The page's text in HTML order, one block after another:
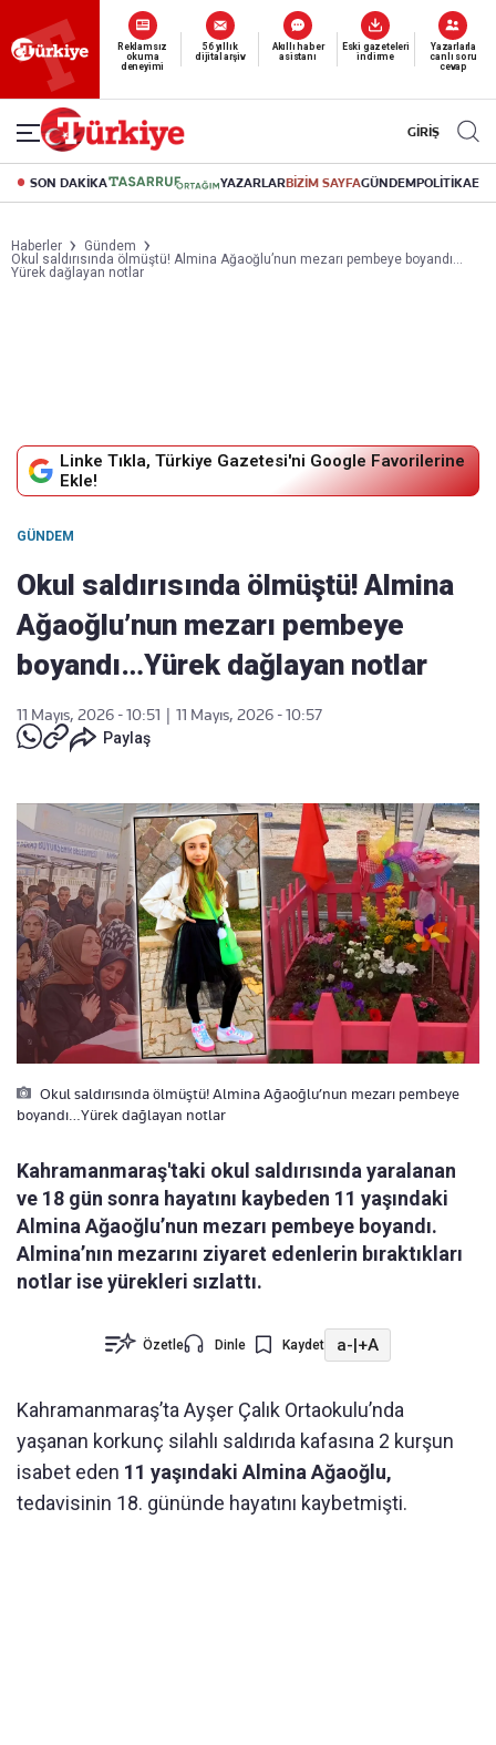
Yeni nesil dijital
abonelik 19 TL’den başlayan fiyatlarla.
GİRİŞ
SON DAKİKA YAZARLARBİZİM SAYFAGÜNDEMPOLİTİKA
Haberler
Gündem
Okul saldırısında ölmüştü! Almina Ağaoğlu’nun mezarı pembeye boyandı…
Yürek dağlayan notlar
Linke Tıkla, Türkiye Gazetesi'ni Google Favorilerine
Ekle!
GÜNDEM
Okul saldırısında ölmüştü! Almina
Ağaoğlu’nun mezarı pembeye
boyandı…Yürek dağlayan notlar
11 Mayıs, 2026 - 10:51
11 Mayıs, 2026 - 10:57
Paylaş
Okul saldırısında ölmüştü! Almina Ağaoğlu’nun mezarı pembeye
boyandı…Yürek dağlayan notlar
Kahramanmaraş'taki okul saldırısında yaralanan
ve 18 gün sonra hayatını kaybeden 11 yaşındaki
Almina Ağaoğlu’nun mezarı pembeye boyandı.
Almina’nın mezarını ziyaret edenlerin bıraktıkları
notlar ise yürekleri sızlattı.
Özetle Dinle Kaydet a-|+A
Kahramanmaraş’ta Ayşer Çalık Ortaokulu’nda
yaşanan korkunç silahlı saldırıda kafasına 2 kurşun
isabet eden 11 yaşındaki Almina Ağaoğlu,
tedavisinin 18. gününde hayatını kaybetmişti.